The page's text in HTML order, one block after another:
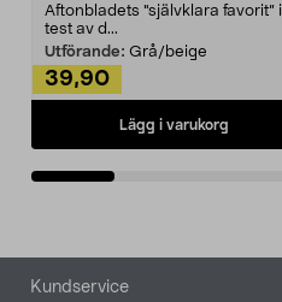
Aftonbladets "självklara favorit” i
test av d...
Utförande: Grå/beige
39,90
Lägg i varukorg
Sidfot
Kundservice